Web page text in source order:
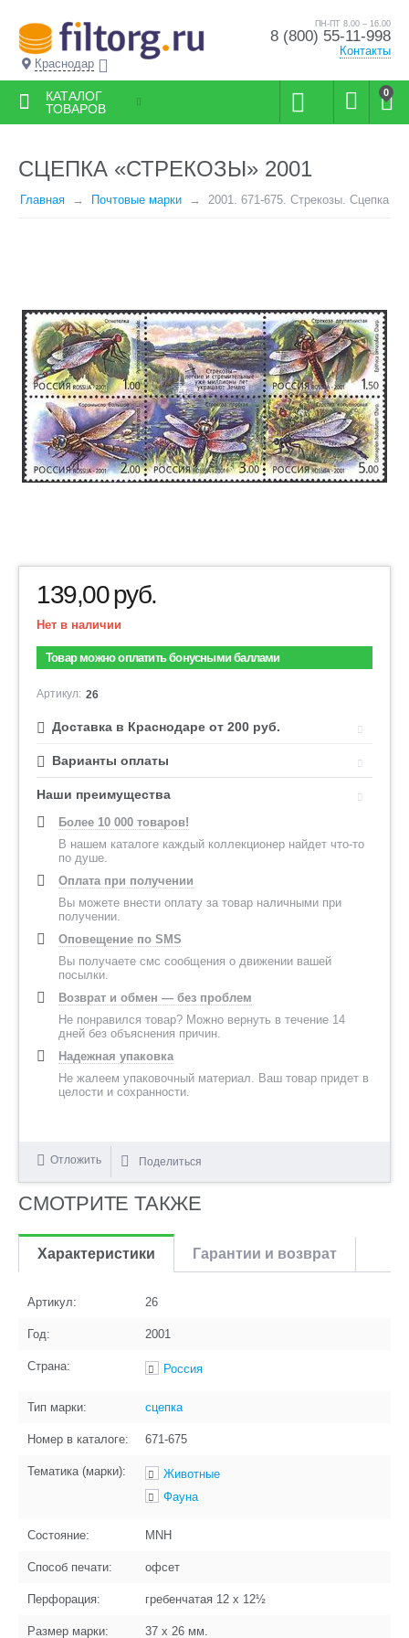
Краснодар
ПН-ПТ 8.00 – 16.00
8 (800) 55-11-998
Контакты
0
КАТАЛОГ
ТОВАРОВ
СЦЕПКА «СТРЕКОЗЫ» 2001
Главная Почтовые марки 2001. 671-675. Стрекозы. Сцепка
139,00руб.
Нет в наличии
Товар можно оплатить бонусными баллами
Артикул: 26
Доставка в Краснодаре от 200 руб.
Варианты оплаты
Наши преимущества
Более 10 000 товаров!
В нашем каталоге каждый коллекционер найдет что-то
по душе.
Оплата при получении
Вы можете внести оплату за товар наличными при
получении.
Оповещение по SMS
Вы получаете смс сообщения о движении вашей
посылки.
Возврат и обмен — без проблем
Не понравился товар? Можно вернуть в течение 14
дней без объяснения причин.
Надежная упаковка
Не жалеем упаковочный материал. Ваш товар придет в
целости и сохранности.
Отложить Поделиться
СМОТРИТЕ ТАКЖЕ
Характеристики Гарантии и возврат
Артикул: 26
Год: 2001
Страна: Россия
Тип марки: сцепка
Номер в каталоге: 671-675
Тематика (марки):
Животные
Фауна
Состояние: MNH
Способ печати: офсет
Перфорация: гребенчатая 12 x 12½
Размер марки: 37 x 26 мм.